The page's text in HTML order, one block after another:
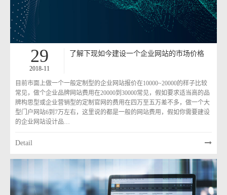
29
2018-11
了解下现如今建设一个企业网站的市场价格
目前市面上做一个一般定制型的企业网站报价在10000~20000的样子比较
常见，做个企业品牌网站费用在20000到30000常见，假如要求适当高的品
牌构思型或企业营销型的定制官网的费用在四万至五万差不多，做一个大
型门户网站6到7万左右，这里说的都是一般的网站费用，假如你需要建设
的企业网站设计品…
Detail